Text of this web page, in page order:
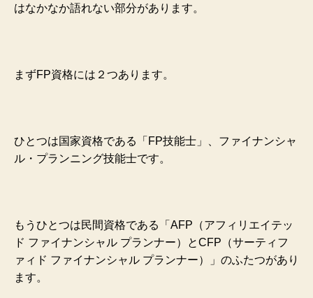
はなかなか語れない部分があります。
まずFP資格には２つあります。
ひとつは国家資格である「FP技能士」、ファイナンシャ
ル・プランニング技能士です。
もうひとつは民間資格である「AFP（アフィリエイテッ
ド ファイナンシャル プランナー）とCFP（サーティフ
ァィド ファイナンシャル プランナー）」のふたつがあり
ます。